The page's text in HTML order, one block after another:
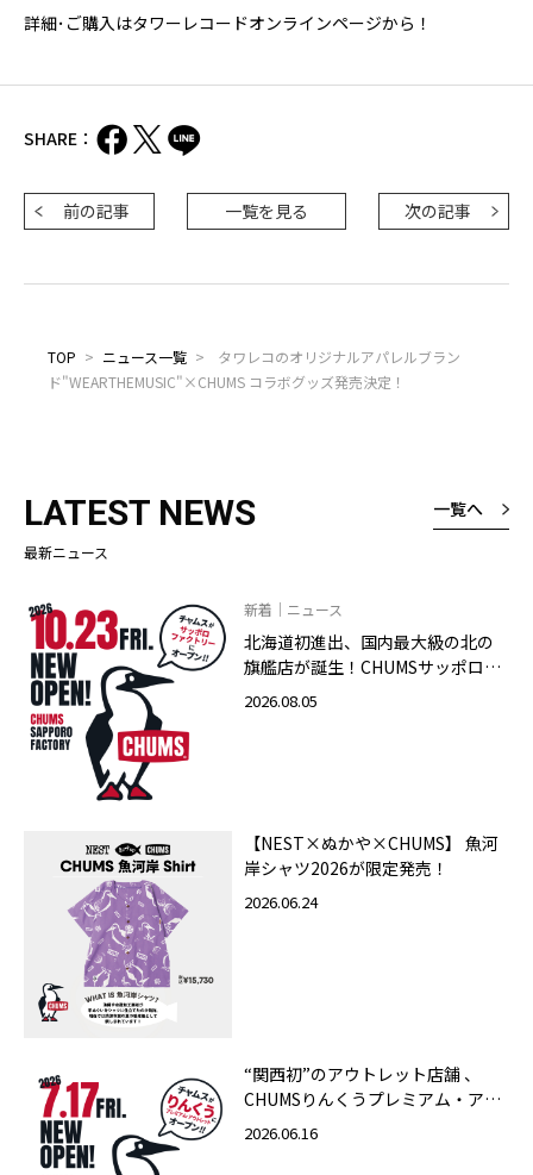
詳細･ご購入はタワーレコードオンラインページから！
SHARE：
前の記事 一覧を見る 次の記事
TOP > ニュース一覧 >
タワレコのオリジナルアパレルブラン
ド"WEARTHEMUSIC"×CHUMS コラボグッズ発売決定！
LATEST NEWS
最新ニュース
一覧へ
新着｜ニュース
北海道初進出、国内最大級の北の
旗艦店が誕生！CHUMSサッポロフ
ァクトリー店 2026年10月23日
2026.08.05
【NEST×ぬかや×CHUMS】 魚河
岸シャツ2026が限定発売！
2026.06.24
“関西初”のアウトレット店舗 、
CHUMSりんくうプレミアム・アウ
トレット店 2026年7月17日（金）
2026.06.16